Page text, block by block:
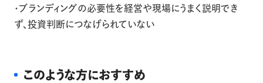
・ブランディングの必要性を経営や現場にうまく説明でき
ず、投資判断につなげられていない
このような方におすすめ